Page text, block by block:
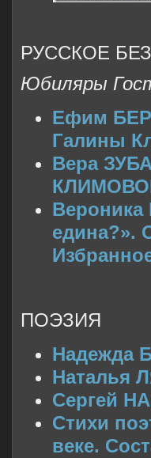
РУССКОЕ
Юбиляры
Ефим
Галины
Вера
едина?».
ПОЭЗИЯ
Надежда
Наталья
Сергей
Стихи
веке.